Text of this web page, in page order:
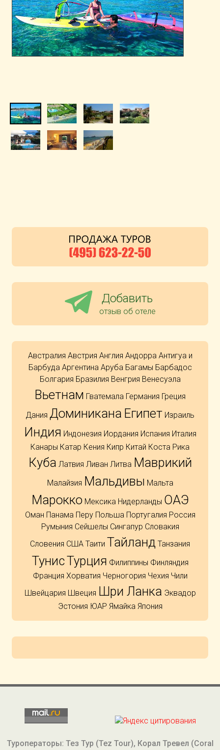
Добавить
отзыв об отеле
Австралия Австрия Англия Андорра Антигуа и
Барбуда Аргентина Аруба Багамы Барбадос
Болгария Бразилия Венгрия Венесуэла
Вьетнам Гватемала Германия Греция
Дания Доминикана Египет Израиль
Индия Индонезия Иордания Испания Италия
Канары Катар Кения Кипр Китай Коста Рика
Куба Латвия Ливан Литва Маврикий
Малайзия Мальдивы Мальта
Марокко Мексика Нидерланды ОАЭ
Оман Панама Перу Польша Португалия Россия
Румыния Сейшелы Сингапур Словакия
Словения США Таити Тайланд Танзания
ТунисТурция Филиппины Финляндия
Франция Хорватия Черногория Чехия Чили
Швейцария Швеция Шри Ланка Эквадор
Эстония ЮАР Ямайка Япония
Туроператоры: Тез Тур (Tez Tour), Корал Тревел (Coral